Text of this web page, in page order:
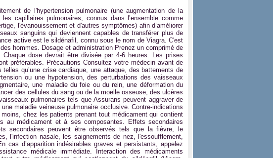
de l'hypertension pulmonaire (une augmentation de la
capillaires pulmonaires, connus dans l’ensemble comme
l'évanouissement et d'autres symptômes) afin d’améliorer
sanguins qui deviennent capables de transférer plus de
active est le sildénafil, connu sous le nom de Viagra. C'est
hommes. Dosage et administration Prenez un comprimé de
dose devrait être divisée par 4-6 heures. Les prises
préférables. Précautions Consultez votre médecin avant de
qu’une crise cardiaque, une attaque, des battements de
ou une hypotension, des perturbations des vaisseaux
une maladie du foie ou du rein, une déformation du
des cellules du sang ou de la moelle osseuse, des ulcères
pulmonaires tels que Assurans peuvent aggraver de
maladie veineuse pulmonaire occlusive. Contre-indications
chez les patients prenant tout médicament qui contient
au médicament et à ses composantes. Effets secondaires
secondaires peuvent être observés tels que la fièvre, le
l'infection nasale, les saignements de nez, l'essoufflement,
cas d’apparition indésirables graves et persistants, appelez
médicale immédiate. Interaction des médicaments